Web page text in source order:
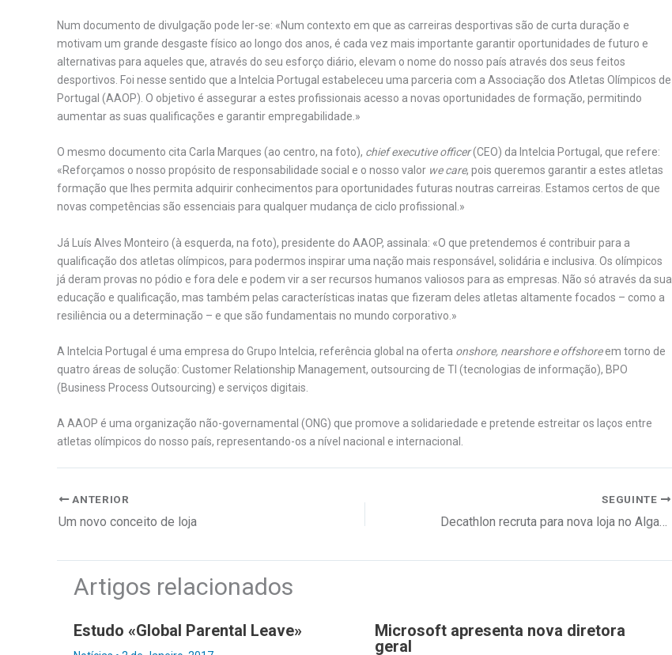
Num documento de divulgação pode ler-se: «Num contexto em que as carreiras desportivas são de curta duração e
motivam um grande desgaste físico ao longo dos anos, é cada vez mais importante garantir oportunidades de futuro e
alternativas para aqueles que, através do seu esforço diário, elevam o nome do nosso país através dos seus feitos
desportivos. Foi nesse sentido que a Intelcia Portugal estabeleceu uma parceria com a Associação dos Atletas Olímpicos de
Portugal (AAOP). O objetivo é assegurar a estes profissionais acesso a novas oportunidades de formação, permitindo
aumentar as suas qualificações e garantir empregabilidade.»
O mesmo documento cita Carla Marques (ao centro, na foto), chief executive officer(CEO) da Intelcia Portugal, que refere:
«Reforçamos o nosso propósito de responsabilidade social e o nosso valor we care, pois queremos garantir a estes atletas
formação que lhes permita adquirir conhecimentos para oportunidades futuras noutras carreiras. Estamos certos de que
novas competências são essenciais para qualquer mudança de ciclo profissional.»
Já Luís Alves Monteiro (à esquerda, na foto), presidente do AAOP, assinala: «O que pretendemos é contribuir para a
qualificação dos atletas olímpicos, para podermos inspirar uma nação mais responsável, solidária e inclusiva. Os olímpicos
já deram provas no pódio e fora dele e podem vir a ser recursos humanos valiosos para as empresas. Não só através da sua
educação e qualificação, mas também pelas características inatas que fizeram deles atletas altamente focados – como a
resiliência ou a determinação – e que são fundamentais no mundo corporativo.»
A Intelcia Portugal é uma empresa do Grupo Intelcia, referência global na oferta onshore, nearshore e offshoreem torno de
quatro áreas de solução: Customer Relationship Management, outsourcing de TI (tecnologias de informação), BPO
(Business Process Outsourcing) e serviços digitais.
A AAOP é uma organização não-governamental (ONG) que promove a solidariedade e pretende estreitar os laços entre
atletas olímpicos do nosso país, representando-os a nível nacional e internacional.
ANTERIOR
Um novo conceito de loja
SEGUINTE
Decathlon recruta para nova loja no Algarve, em Albufeira
Artigos relacionados
Estudo «Global Parental Leave»
Microsoft apresenta nova diretora
geral